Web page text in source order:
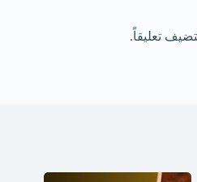
تعليقاً.